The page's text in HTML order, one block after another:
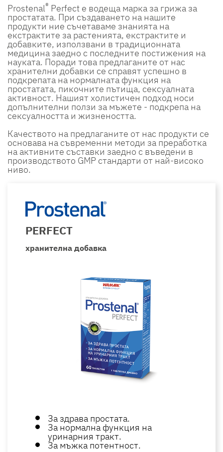
Prostenal® Perfect е водеща марка за грижа за
простатата. При създаването на нашите
продукти ние съчетаваме знанията на
екстрактите за растенията, екстрактите и
добавките, използвани в традиционната
медицина заедно с последните постижения на
науката. Поради това предлаганите от нас
хранителни добавки се справят успешно в
подкрепата на нормалната функция на
простатата, пикочните пътища, сексуалната
активност. Нашият холистичен подход носи
допълнителни ползи за мъжете - подкрепа на
сексуалността и жизнеността.
Качеството на предлаганите от нас продукти се
основава на съвременни методи за преработка
на активните съставки заедно с въведени в
производството GMP стандарти от най-високо
ниво.
PERFECT
хранителна добавка
За здрава простата.
За нормална функция на
уринарния тракт.
За мъжка потентност.